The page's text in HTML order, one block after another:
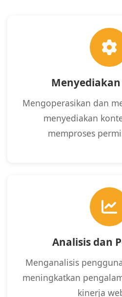
Mengoperasikan dan
menyediakan
memproses
Analisis dan
Menganalisis
meningkatkan
kinerja